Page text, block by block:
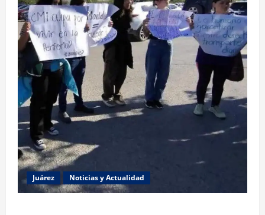
Juárez Noticias y Actualidad